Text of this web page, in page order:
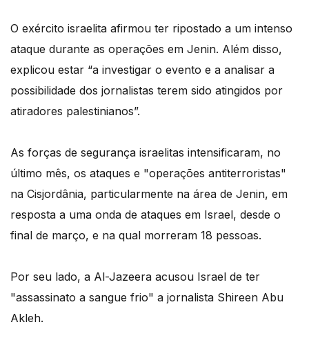
O exército israelita afirmou ter ripostado a um intenso
ataque durante as operações em Jenin. Além disso,
explicou estar “a investigar o evento e a analisar a
possibilidade dos jornalistas terem sido atingidos por
atiradores palestinianos”.
As forças de segurança israelitas intensificaram, no
último mês, os ataques e "operações antiterroristas"
na Cisjordânia, particularmente na área de Jenin, em
resposta a uma onda de ataques em Israel, desde o
final de março, e na qual morreram 18 pessoas.
Por seu lado, a Al-Jazeera acusou Israel de ter
"assassinato a sangue frio" a jornalista Shireen Abu
Akleh.